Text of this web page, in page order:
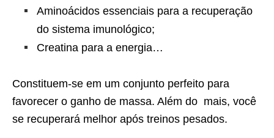
Aminoácidos essenciais para a recuperação
do sistema imunológico;
Creatina para a energia…
Constituem-se em um conjunto perfeito para
favorecer o ganho de massa. Além do mais, você
se recuperará melhor após treinos pesados.